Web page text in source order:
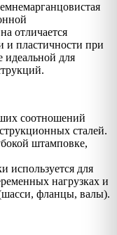
отличается
и пластичности при
идеальной для
соотношений
сталей.
штамповке,
используется для
нагрузках и
фланцы, валы).